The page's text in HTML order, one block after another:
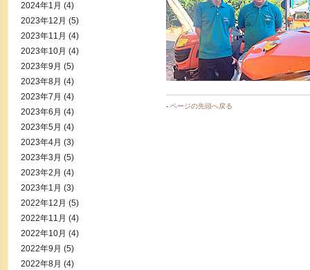
- ページの先頭へ戻る
2024年1月 (4)
2023年12月 (5)
2023年11月 (4)
2023年10月 (4)
2023年9月 (5)
2023年8月 (4)
2023年7月 (4)
2023年6月 (4)
2023年5月 (4)
2023年4月 (3)
2023年3月 (5)
2023年2月 (4)
2023年1月 (3)
2022年12月 (5)
2022年11月 (4)
2022年10月 (4)
2022年9月 (5)
2022年8月 (4)